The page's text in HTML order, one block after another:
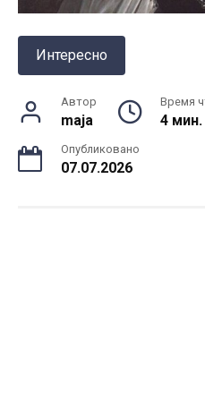
Интересно
Автор
maja
Время
4 мин.
Опубликовано
07.07.2026